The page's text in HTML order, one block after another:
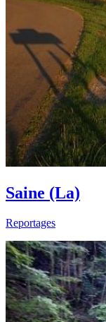
Saine (La)
Reportages